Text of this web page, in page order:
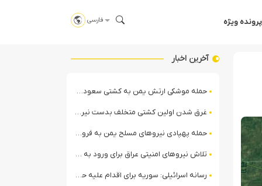
پرونده ویژه فارسی
آخرین اخبار
حمله موشکی ارتش یمن به کشتی سعودی در شمال دریای سرخ
غرق شدن اولین کشتی متخلف بدست نیروی دریایی ارتش یمن
حمله پهپادی نیروهای مسلح یمن به فرودگاه نجران
تلاش نیروهای امنیتی عراق برای ورود به مقر مقاومت در حومه بغداد
رسانه اسرائیلی: سوریه برای اقدام علیه حزب‌الله در لبنان آماده می‌شود!